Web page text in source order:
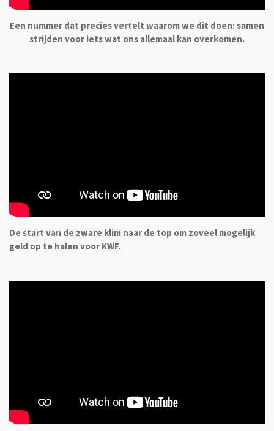
Een nummer dat precies vertelt waarom we dit doen: samen
strijden voor iets wat ons allemaal kan overkomen.
De start van de zware klim naar de top om zoveel mogelijk
geld op te halen voor KWF.